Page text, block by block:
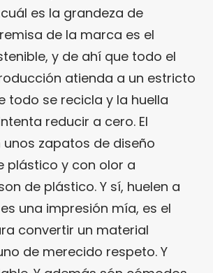
es la grandeza de
de la marca es el
y de ahí que todo el
atienda a un estricto
todo se recicla y la huella
reducir a cero. El
zapatos de diseño
plástico y con olor a
de plástico. Y sí, huelen a
una impresión mía, es el
convertir un material
de merecido respeto. Y